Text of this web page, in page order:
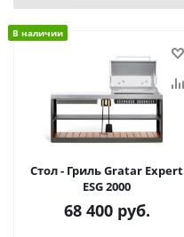
В наличии
Стол - Гриль Gratar Expert
ESG 2000
68 400руб.